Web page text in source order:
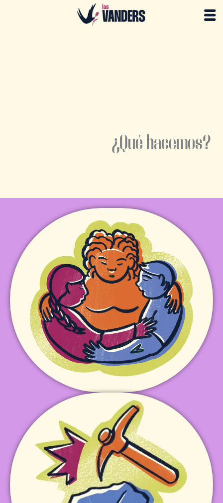
¿Qué hacemos?
Acompañamiento
integral, presencial y remoto que se articula con
prácticas comunitarias como talleres, entregas
de kits de gestión menstrual, la Escuela de
Liderazgos Migrantes, círculas de escucha e
impulsamos espacios de goce orientados a la
vinculación comunitaria y formación de redes de
apoyo.
mediante investigación, participación en
espacios públicos, divulgación de información
para el acceso a la justicia, sensibilización de la
sociedad y formación de alianzas estratégicas.